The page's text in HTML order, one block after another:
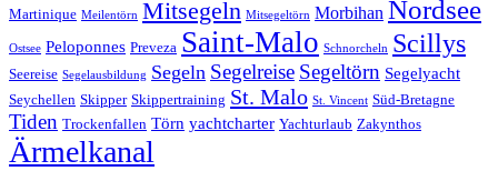
Martinique Meilentörn Mitsegeln Mitsegeltörn Morbihan Nordsee
Ostsee Peloponnes Preveza Saint-Malo Schnorcheln Scillys
Seereise Segelausbildung Segeln Segelreise Segeltörn Segelyacht
Seychellen Skipper Skippertraining St. Malo St. Vincent Süd-Bretagne
Tiden Trockenfallen Törn yachtcharter Yachturlaub Zakynthos
Ärmelkanal